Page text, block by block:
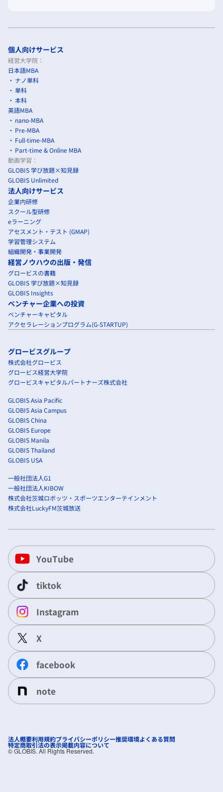
個人向けサービス
経営大学院：
日本語MBA
ナノ単科
単科
本科
英語MBA
nano-MBA
Pre-MBA
Full-time-MBA
Part-time & Online MBA
動画学習：
GLOBIS 学び放題×知見録
GLOBIS Unlimited
法人向けサービス
企業内研修
スクール型研修
eラーニング
アセスメント・テスト (GMAP)
学習管理システム
組織開発・事業開発
経営ノウハウの出版・発信
グロービスの書籍
GLOBIS 学び放題×知見録
GLOBIS Insights
ベンチャー企業への投資
ベンチャーキャピタル
アクセラレーションプログラム(G-STARTUP)
グロービスグループ
株式会社グロービス
グロービス経営大学院
グロービスキャピタルパートナーズ株式会社
GLOBIS Asia Pacific
GLOBIS Asia Campus
GLOBIS China
GLOBIS Europe
GLOBIS Manila
GLOBIS Thailand
GLOBIS USA
一般社団法人G1
一般社団法人KIBOW
株式会社茨城ロボッツ・スポーツエンターテインメント
株式会社LuckyFM茨城放送
YouTube
tiktok
Instagram
X
facebook
note
法人概要利用規約プライバシーポリシー推奨環境よくある質問
特定商取引法の表示掲載内容について
©︎ GLOBIS. All Rights Reserved.